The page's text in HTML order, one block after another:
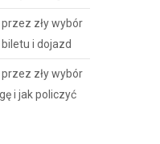
zły wybór
i dojazd
zły wybór
i jak policzyć